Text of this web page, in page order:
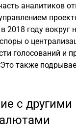
аналитиков
2018 году вокруг
о
голосований и
также
с другими